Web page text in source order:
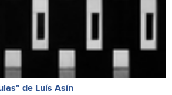
de Luís Asín